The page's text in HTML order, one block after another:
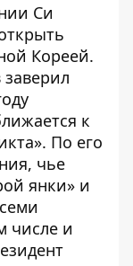
Си
Кореей.
к
По его
чье
янки» и
числе и